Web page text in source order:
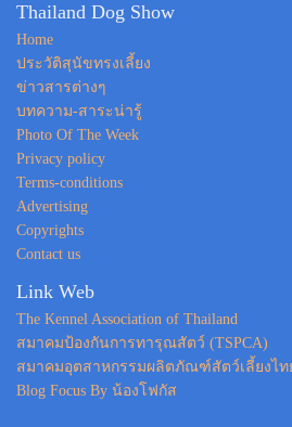
Thailand Dog Show
Home
ประวัติสุนัขทรงเลี้ยง
ข่าวสารต่างๆ
บทความ-สาระน่ารู้
Photo Of The Week
Privacy policy
Terms-conditions
Advertising
Copyrights
Contact us
Link Web
The Kennel Association of Thailand
สมาคมป้องกันการทารุณสัตว์ (TSPCA)
สมาคมอุตสาหกรรมผลิตภัณฑ์สัตว์เลี้ยงไท
Blog Focus By น้องโฟกัส